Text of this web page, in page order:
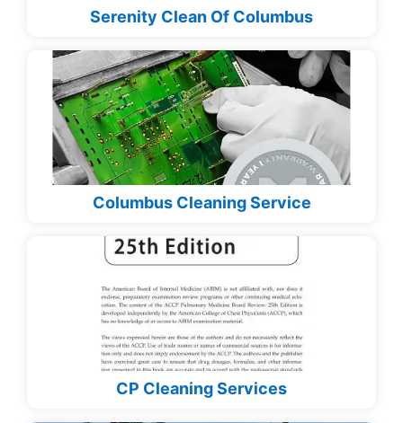
Serenity Clean Of Columbus
Columbus Cleaning Service
CP Cleaning Services